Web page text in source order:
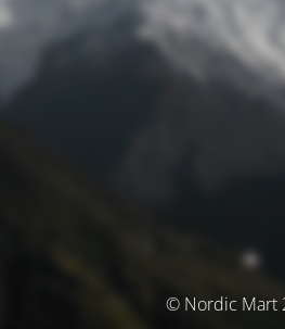
© Nordic Mart